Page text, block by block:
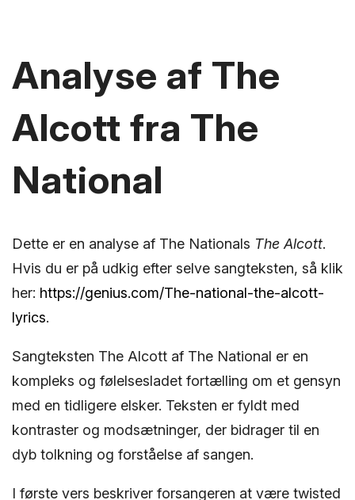
Analyse af The
Alcott fra The
National
Dette er en analyse af The Nationals The Alcott.
Hvis du er på udkig efter selve sangteksten, så klik
her: https://genius.com/The-national-the-alcott-
lyrics.
Sangteksten The Alcott af The National er en
kompleks og følelsesladet fortælling om et gensyn
med en tidligere elsker. Teksten er fyldt med
kontraster og modsætninger, der bidrager til en
dyb tolkning og forståelse af sangen.
I første vers beskriver forsangeren at være twisted